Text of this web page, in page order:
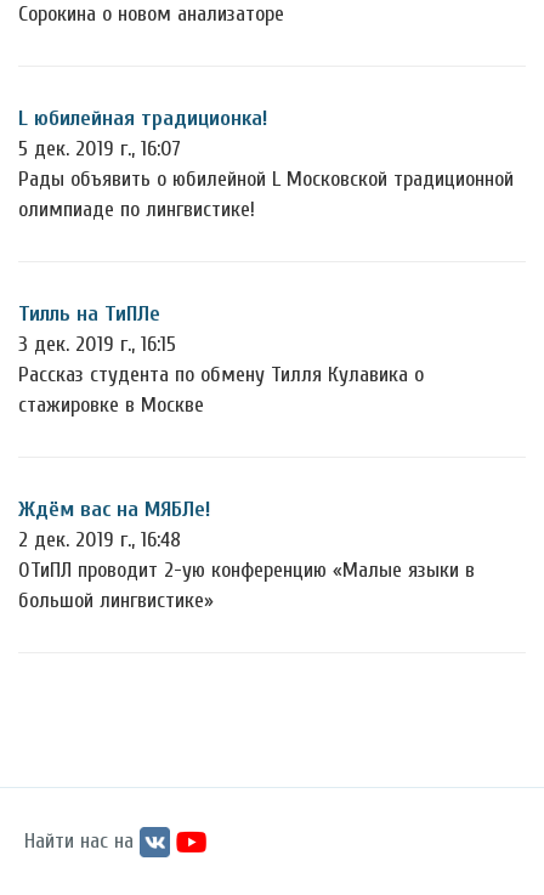
Сорокина о новом анализаторе
L юбилейная традиционка!
5 дек. 2019 г., 16:07
Рады объявить о юбилейной L Московской традиционной
олимпиаде по лингвистике!
Тилль на ТиПЛе
3 дек. 2019 г., 16:15
Рассказ студента по обмену Тилля Кулавика о
стажировке в Москве
Ждём вас на МЯБЛе!
2 дек. 2019 г., 16:48
ОТиПЛ проводит 2-ую конференцию «Малые языки в
большой лингвистике»
Найти нас на